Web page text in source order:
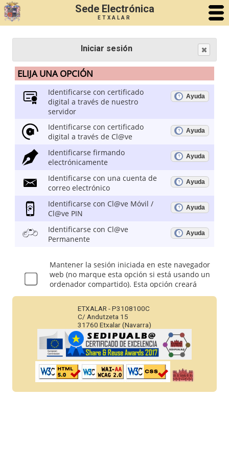
Sede Electrónica
ETXALAR
Iniciar sesión
ETXALAR - P3108100C
C/ Andutzeta 15
31760 Etxalar (Navarra)